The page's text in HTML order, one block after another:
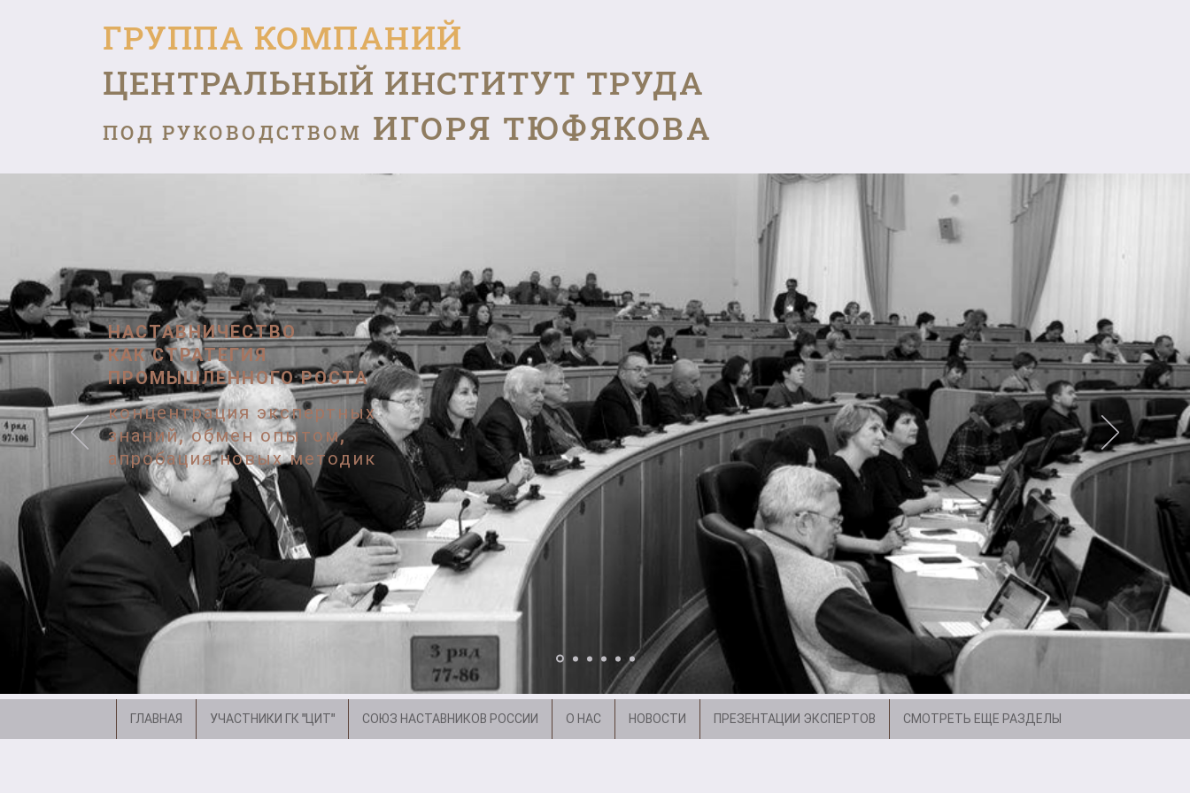
ГРУППА КОМПАНИЙ
ЦЕНТРАЛЬНЫЙ ИНСТИТУТ ТРУДА
ПОД РУКОВОДСТВОМ ИГОРЯ ТЮФЯКОВА
ГЛАВНАЯ УЧАСТНИКИ ГК "ЦИТ" СОЮЗ НАСТАВНИКОВ РОССИИ О НАС НОВОСТИ ПРЕЗЕНТАЦИИ ЭКСПЕРТОВ СМОТРЕТЬ ЕЩЕ РАЗДЕЛЫ
НАСТАВНИЧЕСТВО
КАК СТРАТЕГИЯ
ПРОМЫШЛЕННОГО РОСТА
концентрация экспертных
знаний, обмен опытом,
апробация новых методик